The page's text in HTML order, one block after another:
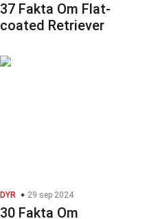
37 Fakta Om Flat-
coated Retriever
DYR 29 sep 2024
30 Fakta Om